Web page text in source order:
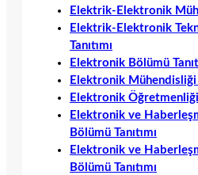
Elektrik-Elektronik Müh.
Elektrik-Elektronik
Tanıtımı
Elektronik Bölümü
Elektronik Mühendisliği
Elektronik Öğretmenliği
Elektronik ve
Bölümü Tanıtımı
Elektronik ve
Bölümü Tanıtımı